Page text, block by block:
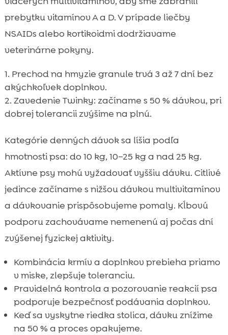
prebytku vitamínov A a D. V prípade liečby
NSAIDs alebo kortikoidmi dodržiavame
veterinárne pokyny.
Prechod na hmyzie granule trvá 3 až 7 dní bez
akýchkoľvek doplnkov.
Zavedenie Twinky: začíname s 50 % dávkou, pri
dobrej tolerancii zvýšime na plnú.
Kategórie denných dávok sa líšia podľa
hmotnosti psa: do 10 kg, 10–25 kg a nad 25 kg.
Aktívne psy mohú vyžadovať vyššiu dávku. Citlivé
jedince začíname s nižšou dávkou multivitamínov
a dávkovanie prispôsobujeme pomaly. Kĺbovú
podporu zachovávame nemenenú aj počas dní
zvýšenej fyzickej aktivity.
Kombinácia krmív a doplnkov prebieha priamo
v miske, zlepšuje toleranciu.
Pravidelná kontrola a pozorovanie reakcií psa
podporuje bezpečnosť podávania doplnkov.
Keď sa vyskytne riedka stolica, dávku znížime
na 50 % a proces opakujeme.